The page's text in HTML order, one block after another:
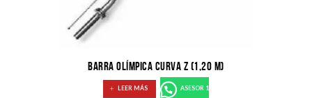
BARRA OLÍMPICA CURVA Z (1,20 M)
LEER MÁS ASESOR 1